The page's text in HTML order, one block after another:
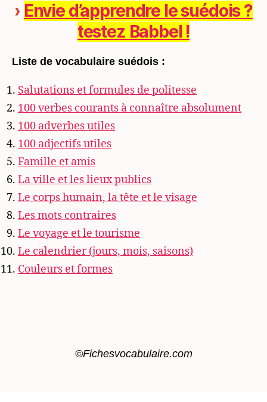
› Envie d’apprendre le suédois ?
testez Babbel !
Liste de vocabulaire suédois :
Salutations et formules de politesse
100 verbes courants à connaître absolument
100 adverbes utiles
100 adjectifs utiles
Famille et amis
La ville et les lieux publics
Le corps humain, la tête et le visage
Les mots contraires
Le voyage et le tourisme
Le calendrier (jours, mois, saisons)
Couleurs et formes
©Fichesvocabulaire.com